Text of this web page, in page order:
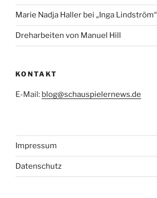
Marie Nadja Haller bei „Inga Lindström“
Dreharbeiten von Manuel Hill
KONTAKT
E-Mail: blog@schauspielernews.de
Impressum
Datenschutz